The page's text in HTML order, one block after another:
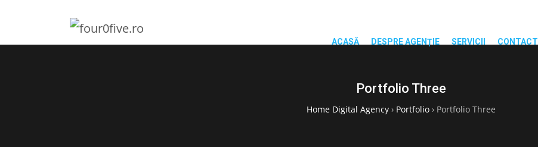
ACASĂ DESPRE AGENȚIE SERVICII CONTACT
Portfolio Three
Home Digital Agency› Portfolio› Portfolio Three